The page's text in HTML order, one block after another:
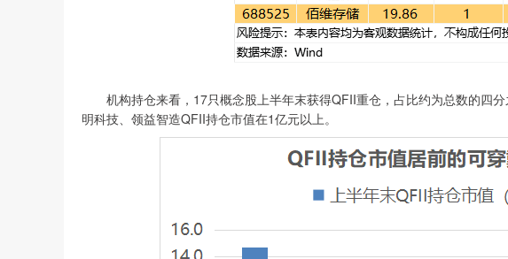
机构持仓来看，17只概念股上半年末获得QFII重仓，占比约为总数的四分
明科技、领益智造QFII持仓市值在1亿元以上。